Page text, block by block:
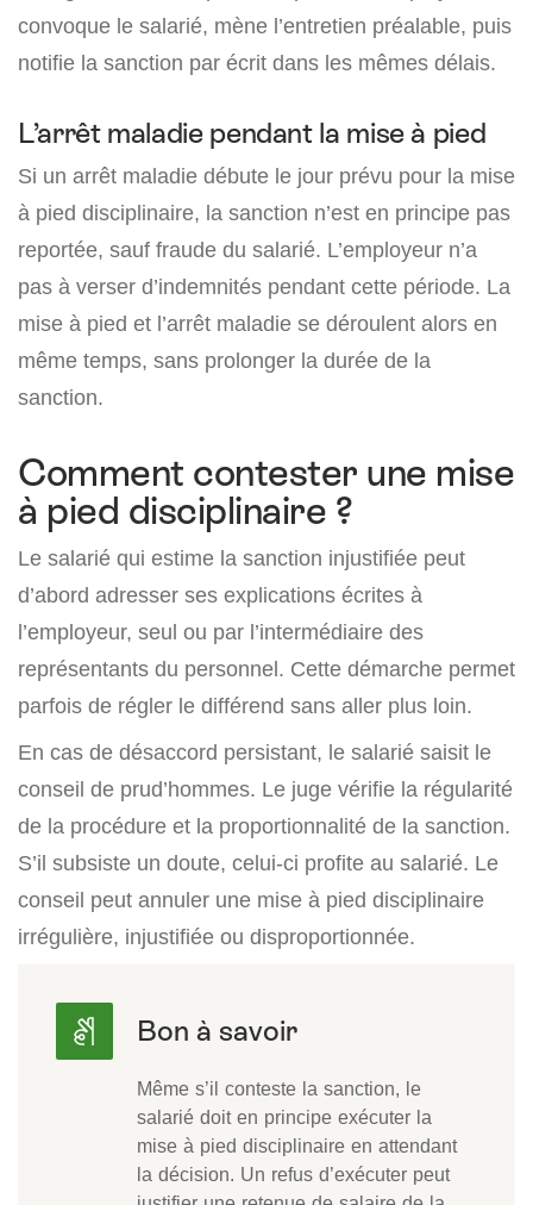
convoque le salarié, mène l’entretien préalable, puis
notifie la sanction par écrit dans les mêmes délais.
L’arrêt maladie pendant la mise à pied
Si un arrêt maladie débute le jour prévu pour la mise
à pied disciplinaire, la sanction n’est en principe pas
reportée, sauf fraude du salarié. L’employeur n’a
pas à verser d’indemnités pendant cette période. La
mise à pied et l’arrêt maladie se déroulent alors en
même temps, sans prolonger la durée de la
sanction.
Comment contester une mise
à pied disciplinaire ?
Le salarié qui estime la sanction injustifiée peut
d’abord adresser ses explications écrites à
l’employeur, seul ou par l’intermédiaire des
représentants du personnel. Cette démarche permet
parfois de régler le différend sans aller plus loin.
En cas de désaccord persistant, le salarié saisit le
conseil de prud’hommes. Le juge vérifie la régularité
de la procédure et la proportionnalité de la sanction.
S’il subsiste un doute, celui-ci profite au salarié. Le
conseil peut annuler une mise à pied disciplinaire
irrégulière, injustifiée ou disproportionnée.
Même s’il conteste la sanction, le
salarié doit en principe exécuter la
mise à pied disciplinaire en attendant
la décision. Un refus d’exécuter peut